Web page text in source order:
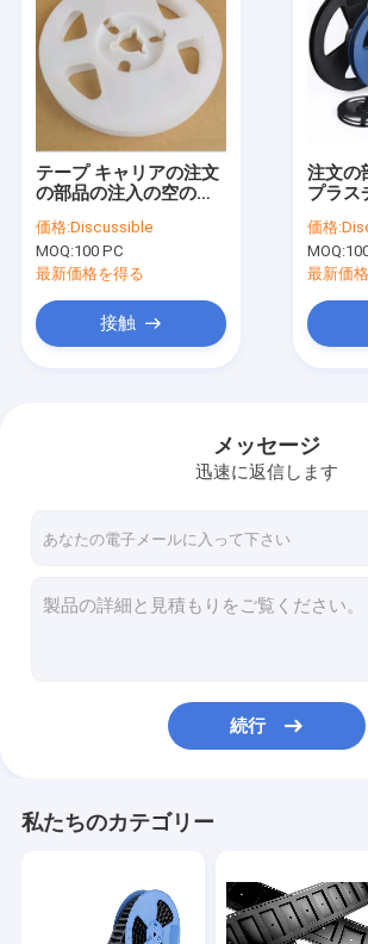
テープ キャリアの注文
の部品の注入の空のプ
ルSGSは承認した
価格:Discussible
MOQ:100 PC
最新価格を得る
接触
注文の
プラス
承認し
価格:
MOQ:
最新価
メッセージ
迅速に返信します
続行
私たちのカテゴリー